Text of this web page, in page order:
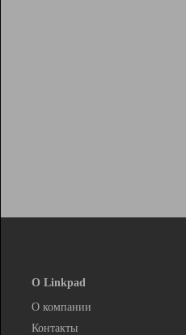
О Linkpad
О компании
Контакты